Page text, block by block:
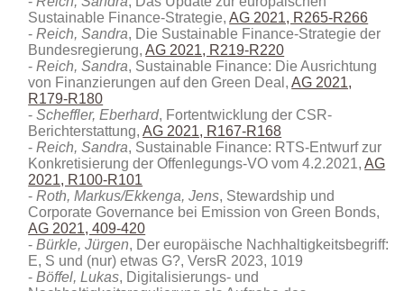
Sustainable Finance-Strategie,AG 2021, R265-R266
Reich, Sandra, Die Sustainable Finance-Strategie der
Bundesregierung,AG 2021, R219-R220
Reich, Sandra, Sustainable Finance: Die Ausrichtung
von Finanzierungen auf den Green Deal,AG 2021,
R179-R180
Scheffler, Eberhard, Fortentwicklung der CSR-
Berichterstattung,AG 2021, R167-R168
Reich, Sandra, Sustainable Finance: RTS-Entwurf zur
Konkretisierung der Offenlegungs-VO vom 4.2.2021,AG
2021, R100-R101
Roth, Markus/Ekkenga, Jens, Stewardship und
Corporate Governance bei Emission von Green Bonds,
AG 2021, 409-420
Bürkle, Jürgen, Der europäische Nachhaltigkeitsbegriff:
E, S und (nur) etwas G?, VersR 2023, 1019
Böffel, Lukas, Digitalisierungs- und